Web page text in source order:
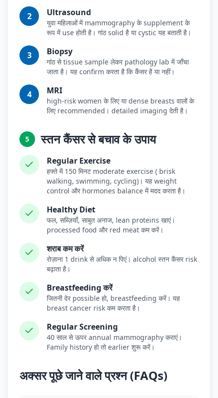
2 Ultrasound
युवा महिलाओं में mammography के supplement के
रूप में use होती है। गांठ solid है या cystic यह बताती है।
3 Biopsy
गांठ से tissue sample लेकर pathology lab में जाँचा
जाता है। यह confirm करता है कि कैंसर है या नहीं।
4 MRI
high-risk women के लिए या dense breasts वालों के
लिए recommended। detailed imaging देती है।
5 स्तन कैंसर से बचाव के उपाय
Regular Exercise
हफ्ते में 150 मिनट moderate exercise ( brisk
walking, swimming, cycling)। यह weight
control और hormones balance में मदद करता है।
Healthy Diet
फल, सब्ज़ियाँ, साबुत अनाज, lean proteins खाएं।
processed food और red meat कम करें।
शराब कम करें
रोज़ाना 1 drink से अधिक न पिएं। alcohol स्तन कैंसर risk
बढ़ाता है।
Breastfeeding करें
जितनी देर possible हो, breastfeeding करें। यह
breast cancer risk कम करता है।
Regular Screening
40 साल से ऊपर annual mammography कराएं।
Family history हो तो earlier शुरू करें।
अक्सर पूछे जाने वाले प्रश्न (FAQs)